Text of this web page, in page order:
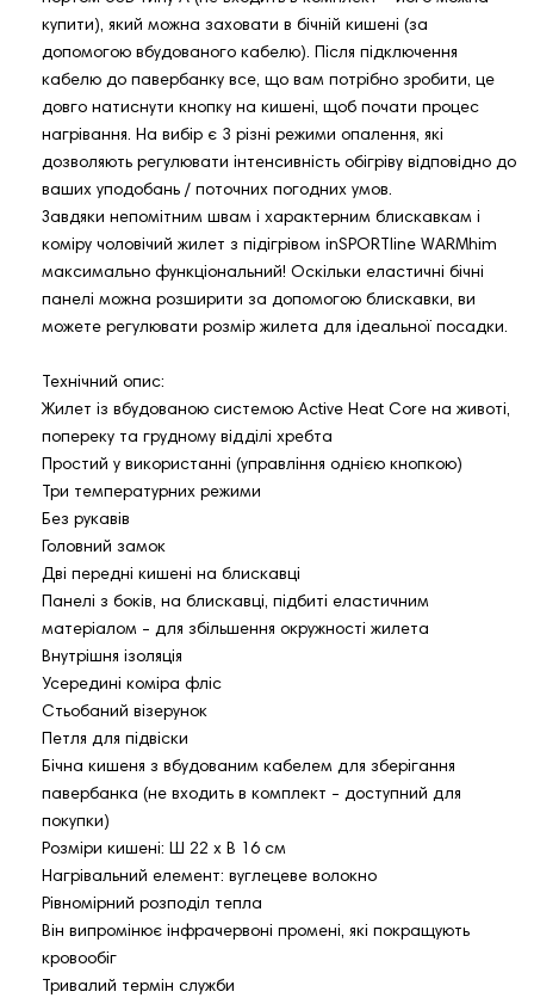
купити), який можна заховати в бічній кишені (за
допомогою вбудованого кабелю). Після підключення
кабелю до павербанку все, що вам потрібно зробити, це
довго натиснути кнопку на кишені, щоб почати процес
нагрівання. На вибір є 3 різні режими опалення, які
дозволяють регулювати інтенсивність обігріву відповідно до
ваших уподобань / поточних погодних умов.
Завдяки непомітним швам і характерним блискавкам і
коміру чоловічий жилет з підігрівом inSPORTline WARMhim
максимально функціональний! Оскільки еластичні бічні
панелі можна розширити за допомогою блискавки, ви
можете регулювати розмір жилета для ідеальної посадки.
Технічний опис:
Жилет із вбудованою системою Active Heat Core на животі,
попереку та грудному відділі хребта
Простий у використанні (управління однією кнопкою)
Три температурних режими
Без рукавів
Головний замок
Дві передні кишені на блискавці
Панелі з боків, на блискавці, підбиті еластичним
матеріалом - для збільшення окружності жилета
Внутрішня ізоляція
Усередині коміра фліс
Стьобаний візерунок
Петля для підвіски
Бічна кишеня з вбудованим кабелем для зберігання
павербанка (не входить в комплект - доступний для
покупки)
Розміри кишені: Ш 22 х В 16 см
Нагрівальний елемент: вуглецеве волокно
Рівномірний розподіл тепла
Він випромінює інфрачервоні промені, які покращують
кровообіг
Тривалий термін служби